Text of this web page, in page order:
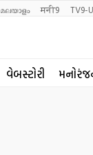
മലയാളം मनी9 TV9-
વેબસ્ટોરી